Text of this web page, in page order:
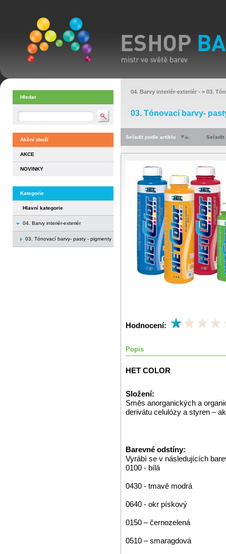
Hledat
Akční zboží
AKCE
NOVINKY
Kategorie
Hlavní kategorie
04. Barvy interiér-exteriér
03. Tónovací barvy- pasty - pigmenty
04. Barvy interiér-exteriér - > 03.
03. Tónovací barvy-
Seřadit podle artiklu Seřadit
Hodnocení:
Popis
HET COLOR
Složení:
Směs anorganických a
derivátu celulózy a styren –
Barevné odstíny:
Vyrábí se v následujících
0100 - bílá
0430 - tmavě modrá
0640 - okr pískový
0150 – černozelená
0510 – smaragdová